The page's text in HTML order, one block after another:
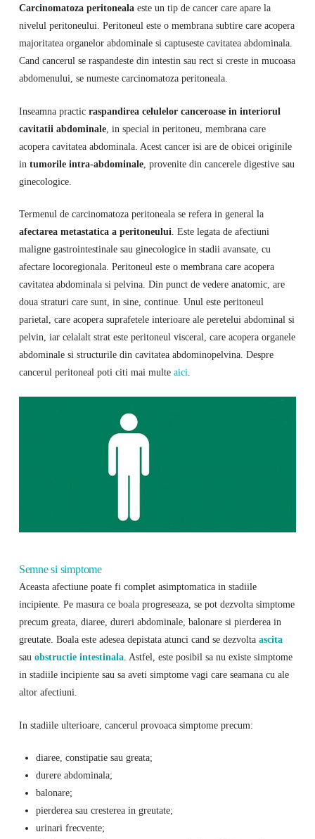
Carcinomatoza peritonealaeste un tip de cancer care apare la
nivelul peritoneului. Peritoneul este o membrana subtire care acopera
majoritatea organelor abdominale si captuseste cavitatea abdominala.
Cand cancerul se raspandeste din intestin sau rect si creste in mucoasa
abdomenului, se numeste carcinomatoza peritoneala.
Inseamna practic raspandirea celulelor canceroase in interiorul
cavitatii abdominale, in special in peritoneu, membrana care
acopera cavitatea abdominala. Acest cancer isi are de obicei originile
in tumorile intra-abdominale, provenite din cancerele digestive sau
ginecologice.
Termenul de carcinomatoza peritoneala se refera in general la
afectarea metastatica a peritoneului. Este legata de afectiuni
maligne gastrointestinale sau ginecologice in stadii avansate, cu
afectare locoregionala. Peritoneul este o membrana care acopera
cavitatea abdominala si pelvina. Din punct de vedere anatomic, are
doua straturi care sunt, in sine, continue. Unul este peritoneul
parietal, care acopera suprafetele interioare ale peretelui abdominal si
pelvin, iar celalalt strat este peritoneul visceral, care acopera organele
abdominale si structurile din cavitatea abdominopelvina. Despre
cancerul peritoneal poti citi mai multe aici.
Semne si simptome
Aceasta afectiune poate fi complet asimptomatica in stadiile
incipiente. Pe masura ce boala progreseaza, se pot dezvolta simptome
precum greata, diaree, dureri abdominale, balonare si pierderea in
greutate. Boala este adesea depistata atunci cand se dezvolta ascita
sau obstructie intestinala. Astfel, este posibil sa nu existe simptome
in stadiile incipiente sau sa aveti simptome vagi care seamana cu ale
altor afectiuni.
In stadiile ulterioare, cancerul provoaca simptome precum:
diaree, constipatie sau greata;
durere abdominala;
balonare;
pierderea sau cresterea in greutate;
urinari frecvente;